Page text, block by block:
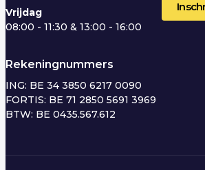
Vrijdag
08:00 - 11:30 & 13:00 - 16:00
Rekeningnummers
ING: BE 34 3850 6217 0090
FORTIS: BE 71 2850 5691 3969
BTW: BE 0435.567.612